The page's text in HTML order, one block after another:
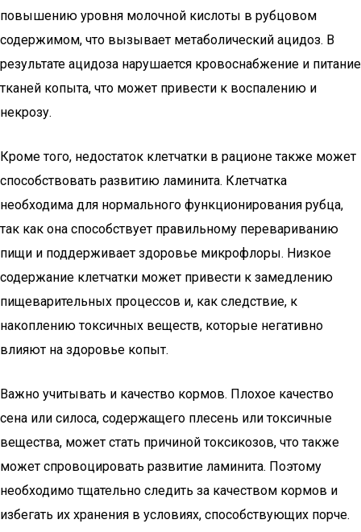
повышению уровня молочной кислоты в рубцовом
содержимом, что вызывает метаболический ацидоз. В
результате ацидоза нарушается кровоснабжение и питание
тканей копыта, что может привести к воспалению и
некрозу.
Кроме того, недостаток клетчатки в рационе также может
способствовать развитию ламинита. Клетчатка
необходима для нормального функционирования рубца,
так как она способствует правильному перевариванию
пищи и поддерживает здоровье микрофлоры. Низкое
содержание клетчатки может привести к замедлению
пищеварительных процессов и, как следствие, к
накоплению токсичных веществ, которые негативно
влияют на здоровье копыт.
Важно учитывать и качество кормов. Плохое качество
сена или силоса, содержащего плесень или токсичные
вещества, может стать причиной токсикозов, что также
может спровоцировать развитие ламинита. Поэтому
необходимо тщательно следить за качеством кормов и
избегать их хранения в условиях, способствующих порче.